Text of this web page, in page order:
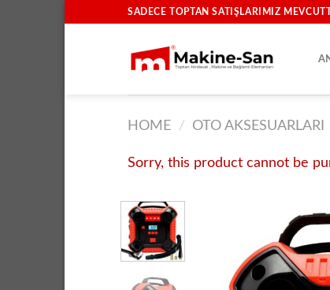
SADECE TOPTAN SATIŞLARIMIZ
HOME / OTO AKSESUARLARI
Sorry, this product cannot be